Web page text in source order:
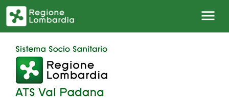
Salta al contenuto principale